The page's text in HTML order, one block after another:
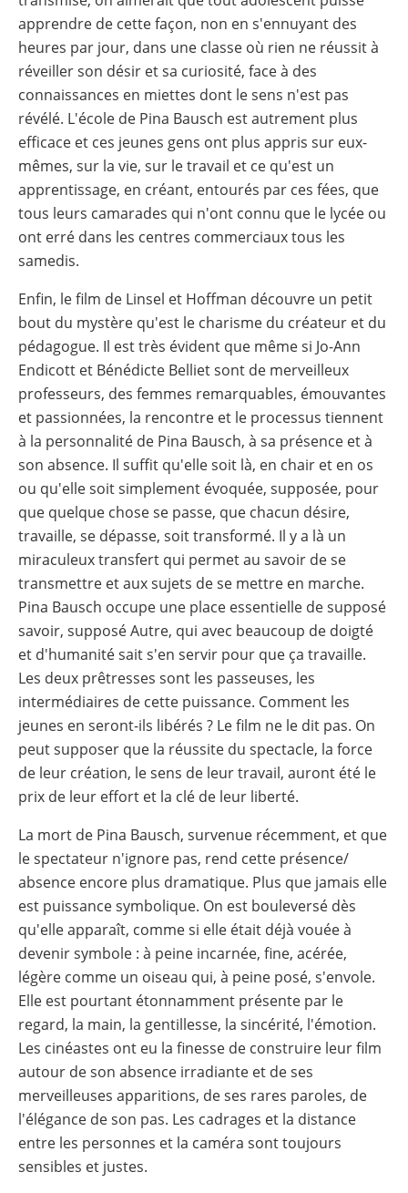
apprendre de cette façon, non en s'ennuyant des
heures par jour, dans une classe où rien ne réussit à
réveiller son désir et sa curiosité, face à des
connaissances en miettes dont le sens n'est pas
révélé. L'école de Pina Bausch est autrement plus
efficace et ces jeunes gens ont plus appris sur eux-
mêmes, sur la vie, sur le travail et ce qu'est un
apprentissage, en créant, entourés par ces fées, que
tous leurs camarades qui n'ont connu que le lycée ou
ont erré dans les centres commerciaux tous les
samedis.
Enfin, le film de Linsel et Hoffman découvre un petit
bout du mystère qu'est le charisme du créateur et du
pédagogue. Il est très évident que même si Jo-Ann
Endicott et Bénédicte Belliet sont de merveilleux
professeurs, des femmes remarquables, émouvantes
et passionnées, la rencontre et le processus tiennent
à la personnalité de Pina Bausch, à sa présence et à
son absence. Il suffit qu'elle soit là, en chair et en os
ou qu'elle soit simplement évoquée, supposée, pour
que quelque chose se passe, que chacun désire,
travaille, se dépasse, soit transformé. Il y a là un
miraculeux transfert qui permet au savoir de se
transmettre et aux sujets de se mettre en marche.
Pina Bausch occupe une place essentielle de supposé
savoir, supposé Autre, qui avec beaucoup de doigté
et d'humanité sait s'en servir pour que ça travaille.
Les deux prêtresses sont les passeuses, les
intermédiaires de cette puissance. Comment les
jeunes en seront-ils libérés ? Le film ne le dit pas. On
peut supposer que la réussite du spectacle, la force
de leur création, le sens de leur travail, auront été le
prix de leur effort et la clé de leur liberté.
La mort de Pina Bausch, survenue récemment, et que
le spectateur n'ignore pas, rend cette présence/
absence encore plus dramatique. Plus que jamais elle
est puissance symbolique. On est bouleversé dès
qu'elle apparaît, comme si elle était déjà vouée à
devenir symbole : à peine incarnée, fine, acérée,
légère comme un oiseau qui, à peine posé, s'envole.
Elle est pourtant étonnamment présente par le
regard, la main, la gentillesse, la sincérité, l'émotion.
Les cinéastes ont eu la finesse de construire leur film
autour de son absence irradiante et de ses
merveilleuses apparitions, de ses rares paroles, de
l'élégance de son pas. Les cadrages et la distance
entre les personnes et la caméra sont toujours
sensibles et justes.